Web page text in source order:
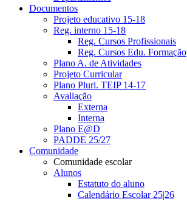
Documentos
Projeto educativo 15-18
Reg. interno 15-18
Reg. Cursos Profissionais
Reg. Cursos Edu. Formação
Plano A. de Atividades
Projeto Curricular
Plano Pluri. TEIP 14-17
Avaliação
Externa
Interna
Plano E@D
PADDE 25/27
Comunidade
Comunidade escolar
Alunos
Estatuto do aluno
Calendário Escolar 25|26